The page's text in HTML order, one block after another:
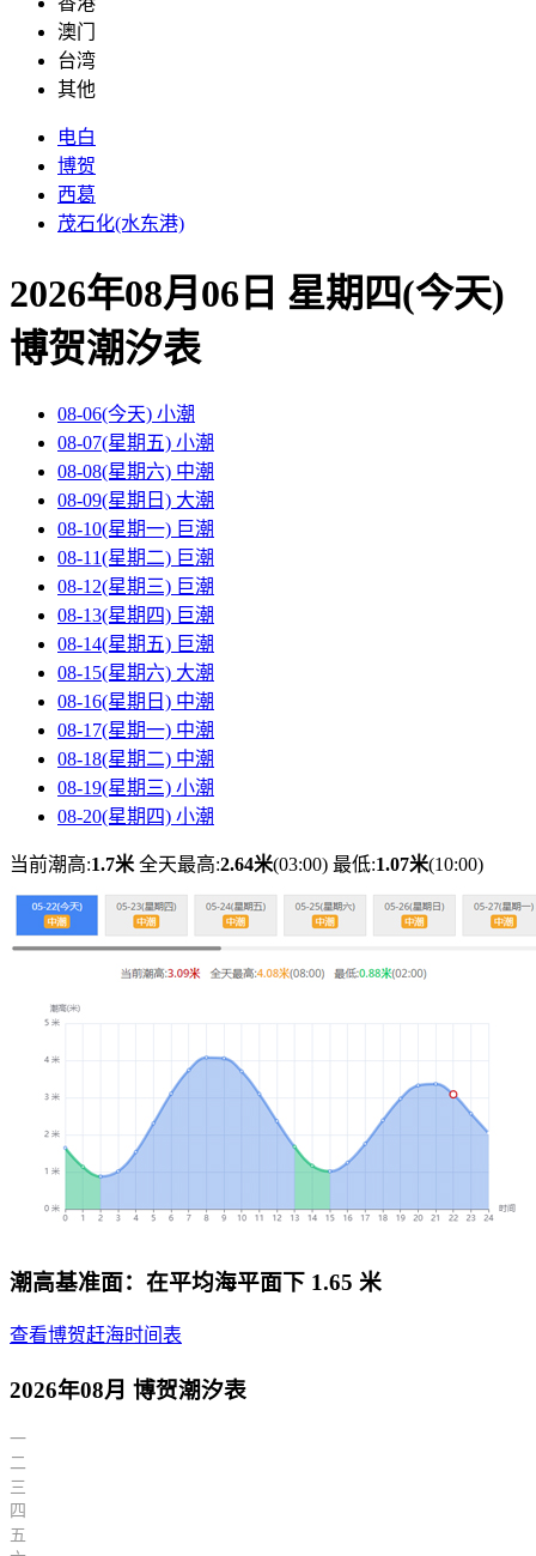
澳门
台湾
其他
电白
博贺
西葛
茂石化(水东港)
2026年08月06日 星期四(今天)
博贺潮汐表
08-06(今天) 小潮
08-07(星期五) 小潮
08-08(星期六) 中潮
08-09(星期日) 大潮
08-10(星期一) 巨潮
08-11(星期二) 巨潮
08-12(星期三) 巨潮
08-13(星期四) 巨潮
08-14(星期五) 巨潮
08-15(星期六) 大潮
08-16(星期日) 中潮
08-17(星期一) 中潮
08-18(星期二) 中潮
08-19(星期三) 小潮
08-20(星期四) 小潮
当前潮高:1.7米 全天最高:2.64米(03:00) 最低:1.07米(10:00)
潮高基准面：在平均海平面下 1.65 米
查看博贺赶海时间表
2026年08月 博贺潮汐表
一
二
三
四
五